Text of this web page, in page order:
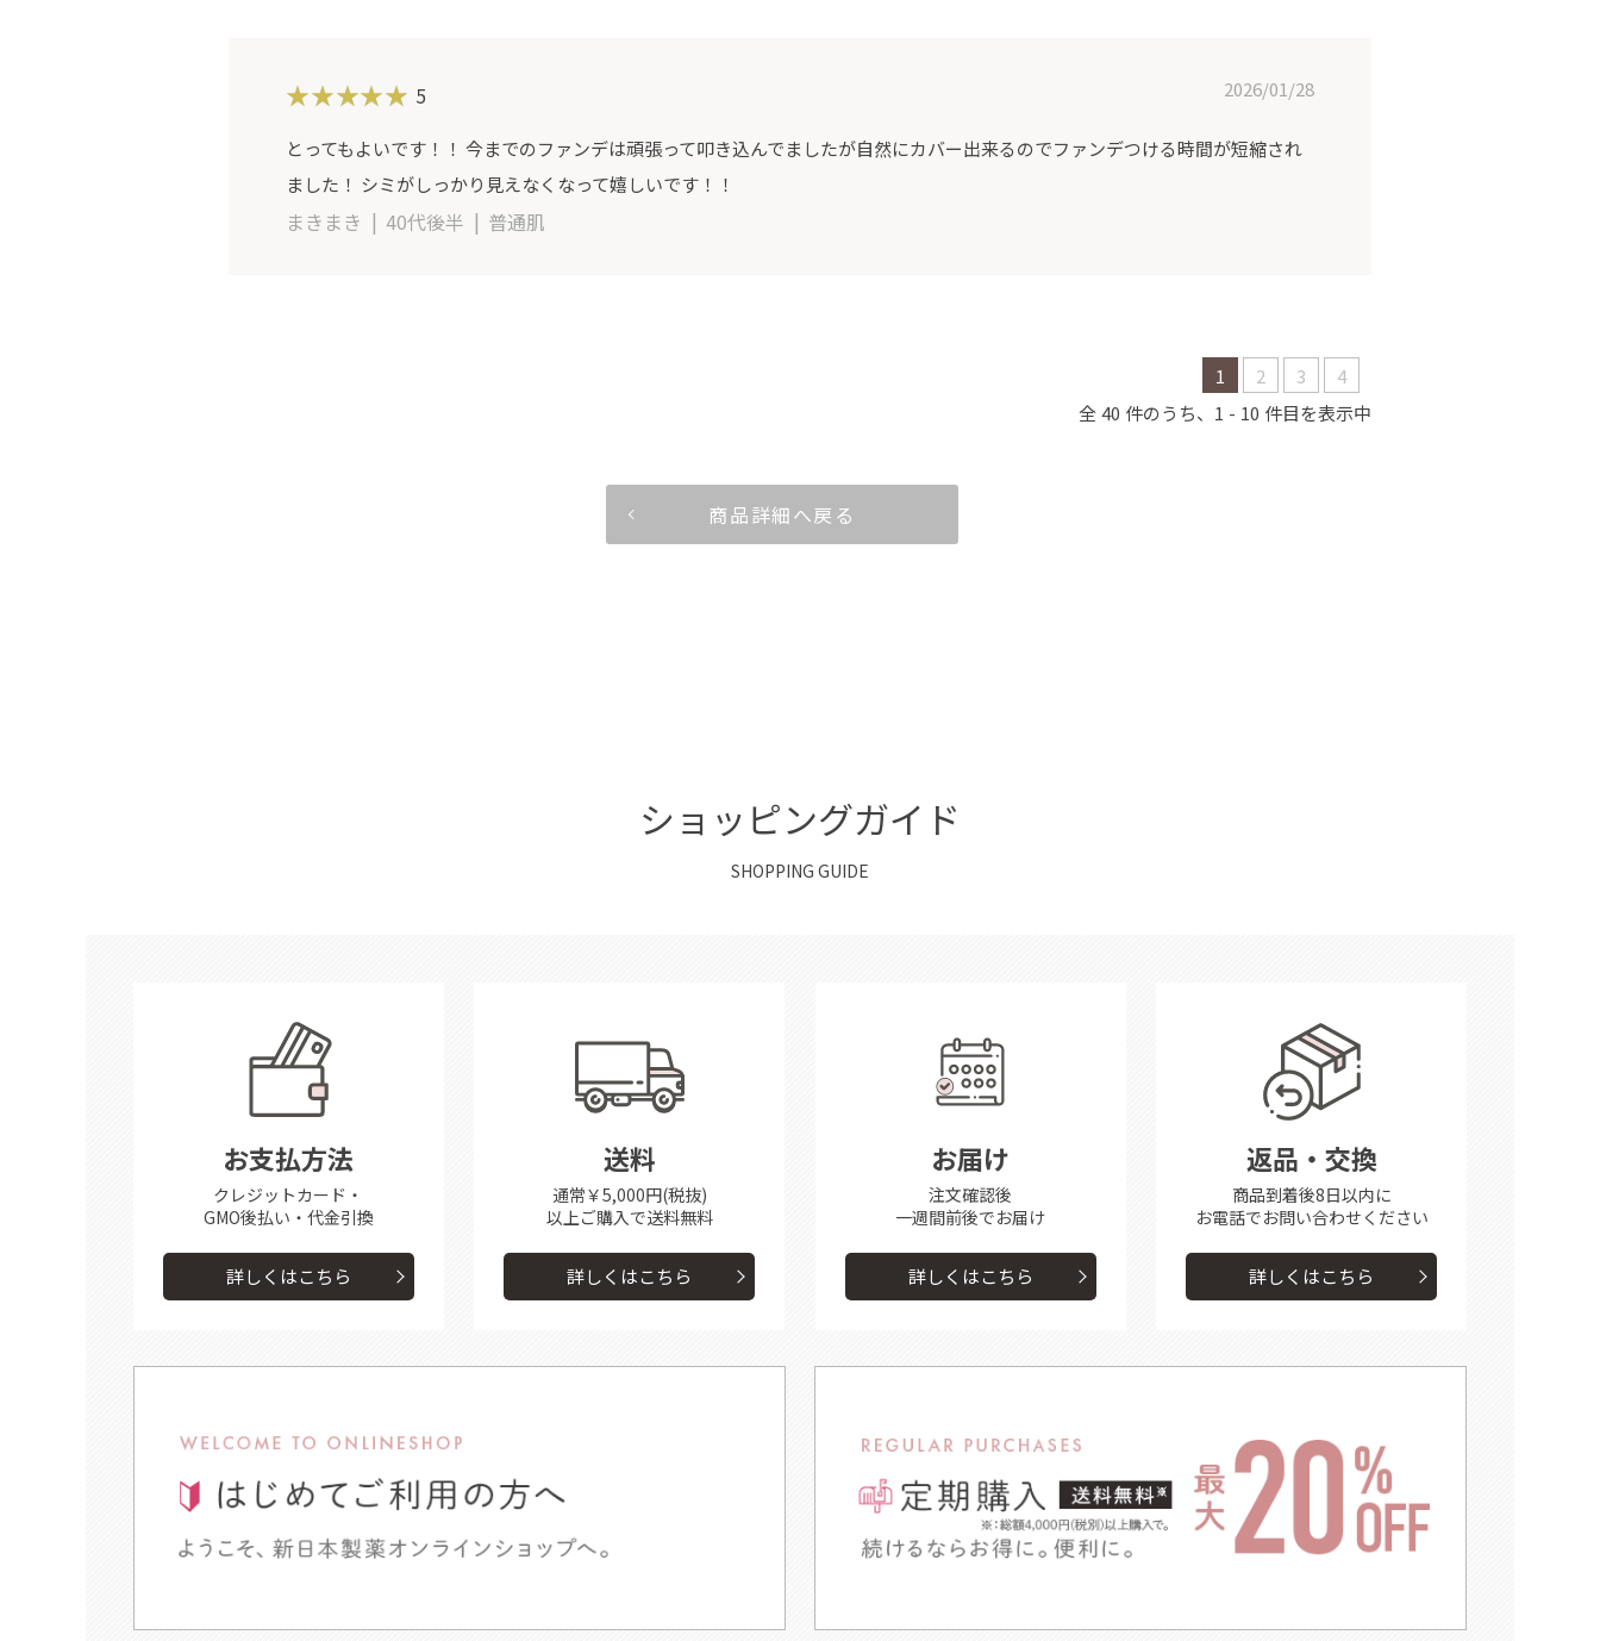
5 2026/01/28
とってもよいです！！ 今までのファンデは頑張って叩き込んでましたが自然にカバー出来るのでファンデつける時間が短縮され
ました！ シミがしっかり見えなくなって嬉しいです！！
まきまき 40代後半 普通肌
1 2 3
4
40
1 10
商品詳細へ戻る
ショッピングガイド
SHOPPING GUIDE
お支払方法
クレジットカード・
GMO後払い・代金引換
詳しくはこちら
送料
通常￥5,000円(税抜)
以上ご購入で送料無料
詳しくはこちら
お届け
注文確認後
一週間前後でお届け
詳しくはこちら
返品・交換
商品到着後8日以内に
お電話でお問い合わせください
詳しくはこちら